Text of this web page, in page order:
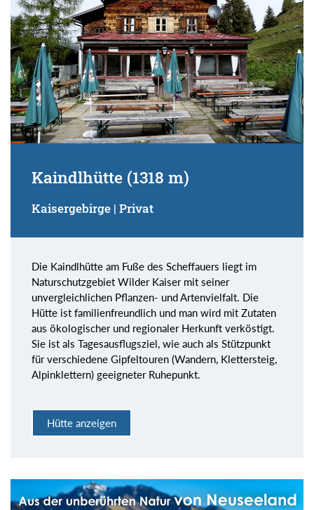
Kaindlhütte (1318 m)
Kaisergebirge | Privat
Die Kaindlhütte am Fuße des Scheffauers liegt im
Naturschutzgebiet Wilder Kaiser mit seiner
unvergleichlichen Pflanzen- und Artenvielfalt. Die
Hütte ist familienfreundlich und man wird mit Zutaten
aus ökologischer und regionaler Herkunft verköstigt.
Sie ist als Tagesausflugsziel, wie auch als Stützpunkt
für verschiedene Gipfeltouren (Wandern, Klettersteig,
Alpinklettern) geeigneter Ruhepunkt.
Hütte anzeigen